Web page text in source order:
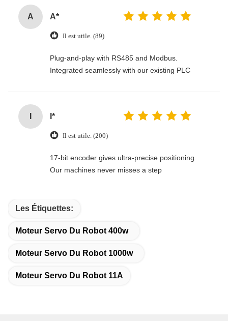
A A*
Il est utile. (89)
Plug-and-play with RS485 and Modbus.
Integrated seamlessly with our existing PLC
I*
Il est utile. (200)
17-bit encoder gives ultra-precise positioning.
Our machines never misses a step
Les Étiquettes:
Moteur Servo Du Robot 400w
Moteur Servo Du Robot 1000w
Moteur Servo Du Robot 11A